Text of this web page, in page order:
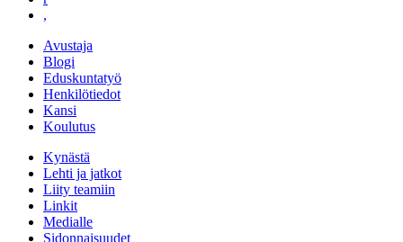
,
Avustaja
Blogi
Eduskuntatyö
Henkilötiedot
Kansi
Koulutus
Kynästä
Lehti ja jatkot
Liity teamiin
Linkit
Medialle
Sidonnaisuudet